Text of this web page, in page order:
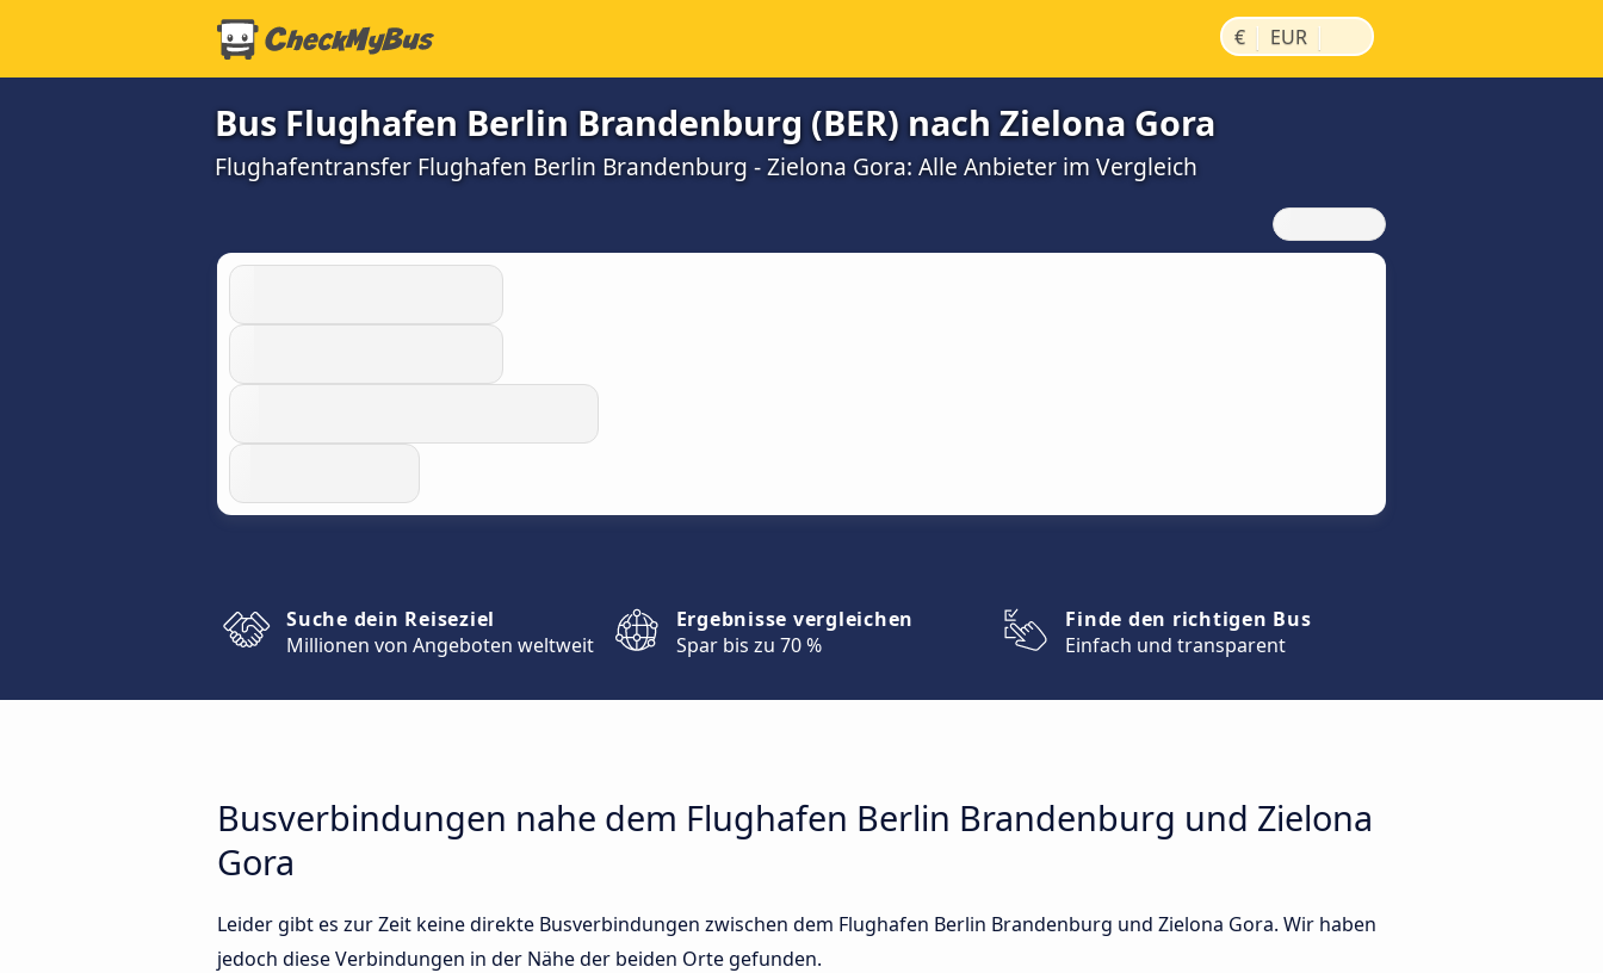
€ | EUR |
Bus Flughafen Berlin Brandenburg (BER) nach Zielona Gora
Flughafentransfer Flughafen Berlin Brandenburg - Zielona Gora: Alle Anbieter im Vergleich
Suche dein Reiseziel
Millionen von Angeboten weltweit
Ergebnisse vergleichen
Spar bis zu 70 %
Finde den richtigen Bus
Einfach und transparent
Busverbindungen nahe dem Flughafen Berlin Brandenburg und Zielona
Gora
Leider gibt es zur Zeit keine direkte Busverbindungen zwischen dem Flughafen Berlin Brandenburg und Zielona Gora. Wir haben
jedoch diese Verbindungen in der Nähe der beiden Orte gefunden.